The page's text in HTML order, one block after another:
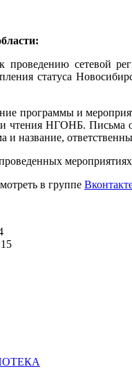
проведению сетевой
статуса
программы и
чтения НГОНБ. Письма
и название,
в группе